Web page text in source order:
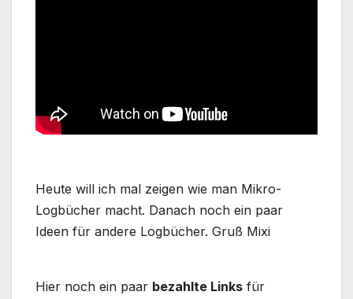
Heute will ich mal zeigen wie man Mikro-
Logbücher macht. Danach noch ein paar
Ideen für andere Logbücher. Gruß Mixi
Hier noch ein paar bezahlte Links für